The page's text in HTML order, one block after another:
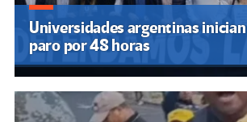
Universidades argentinas inician
paro por 48 horas